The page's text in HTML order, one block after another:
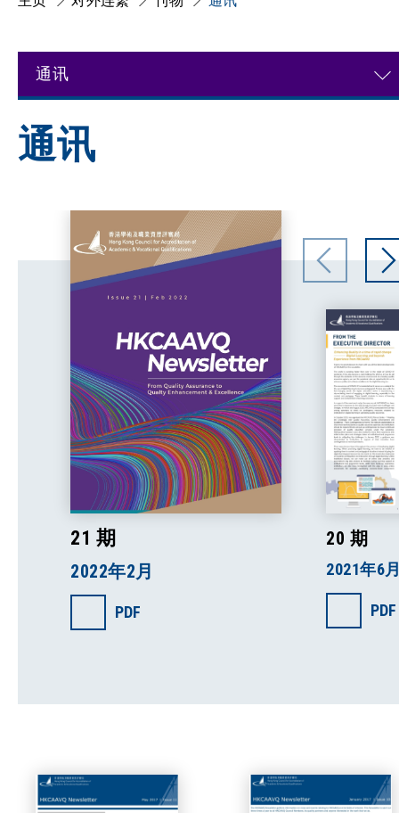
通讯
通讯
21 期
2022年2月
PDF
20 期
2021年6
PDF